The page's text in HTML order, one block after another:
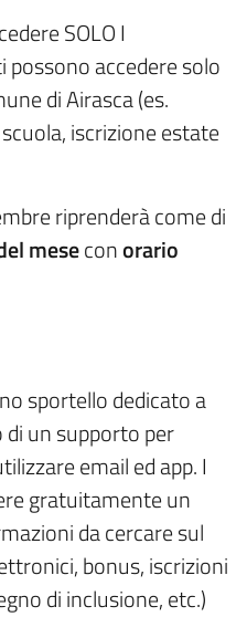
SOLO I
possono accedere solo
di Airasca (es.
iscrizione estate
riprenderà come di
meseconorario
sportello dedicato a
un supporto per
email ed app. I
gratuitamente un
da cercare sul
bonus, iscrizioni
di inclusione, etc.)